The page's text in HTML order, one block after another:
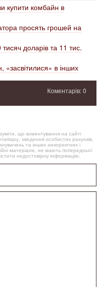
купити комбайн в
просять грошей на
доларів та 11 тис.
«засвітилися» в інших
Коментарів: 0
що коментування на сайті
зведення особистих рахунків,
та інших некоректних і
матеріали, не мають попередньої
недостовірну інформацію.